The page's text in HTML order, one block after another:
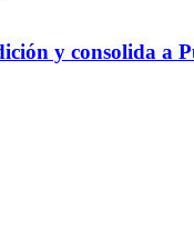
y consolida a